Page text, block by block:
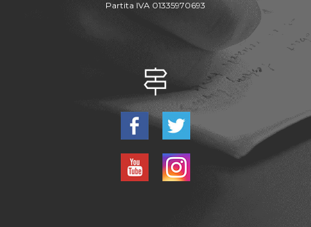
Partita IVA 01335970693